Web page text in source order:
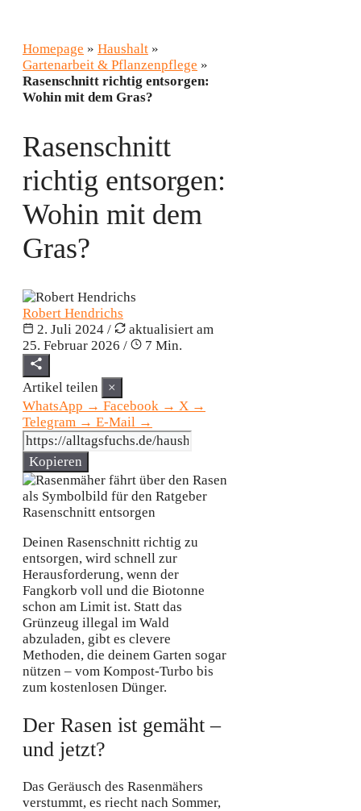
Homepage » Haushalt »
Gartenarbeit & Pflanzenpflege »
Rasenschnitt richtig entsorgen:
Wohin mit dem Gras?
Rasenschnitt
richtig entsorgen:
Wohin mit dem
Gras?
Robert Hendrichs
2. Juli 2024 /
aktualisiert am
25. Februar 2026 / 7 Min.
Artikel teilen
×
WhatsApp → Facebook → X →
Telegram → E-Mail →
Kopieren
Deinen Rasenschnitt richtig zu
entsorgen, wird schnell zur
Herausforderung, wenn der
Fangkorb voll und die Biotonne
schon am Limit ist. Statt das
Grünzeug illegal im Wald
abzuladen, gibt es clevere
Methoden, die deinem Garten sogar
nützen – vom Kompost-Turbo bis
zum kostenlosen Dünger.
Der Rasen ist gemäht –
und jetzt?
Das Geräusch des Rasenmähers
verstummt, es riecht nach Sommer,